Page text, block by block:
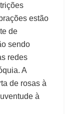
estão
de
sendo
redes
A
de rosas à
à